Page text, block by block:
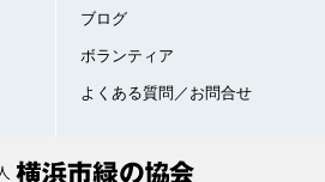
ブログ
ボランティア
よくある質問／お問合せ